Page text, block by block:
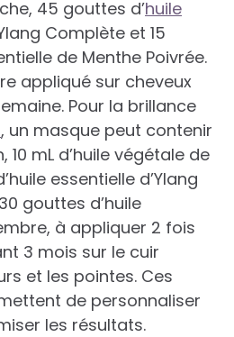
45 gouttes d’huile
Complète et 15
de Menthe Poivrée.
appliqué sur cheveux
Pour la brillance
, un masque peut contenir
10 mL d’huile végétale de
essentielle d’Ylang
gouttes d’huile
à appliquer 2 fois
3 mois sur le cuir
et les pointes. Ces
de personnaliser
les résultats.